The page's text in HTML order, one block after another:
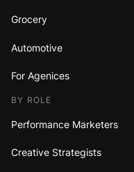
Grocery
Automotive
For Agenices
BY ROLE
Performance Marketers
Creative Strategists